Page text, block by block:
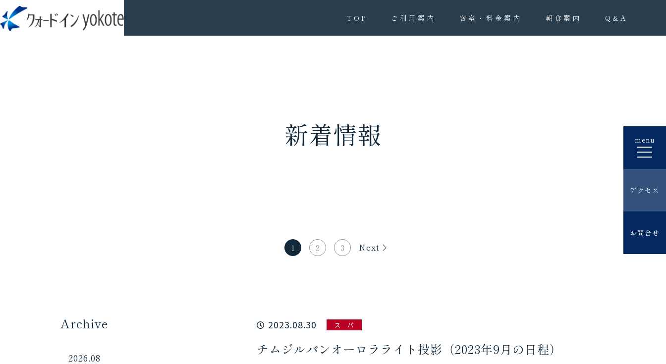
TOP ご利用案内 客室・料金案内 朝食案内 Q&A
menu
アクセス
お問合せ
新着情報
1 2 3 Next
2023.08.30 ス パ
チムジルバンオーロラライト投影（2023年9月の日程）
Archive
2026.08